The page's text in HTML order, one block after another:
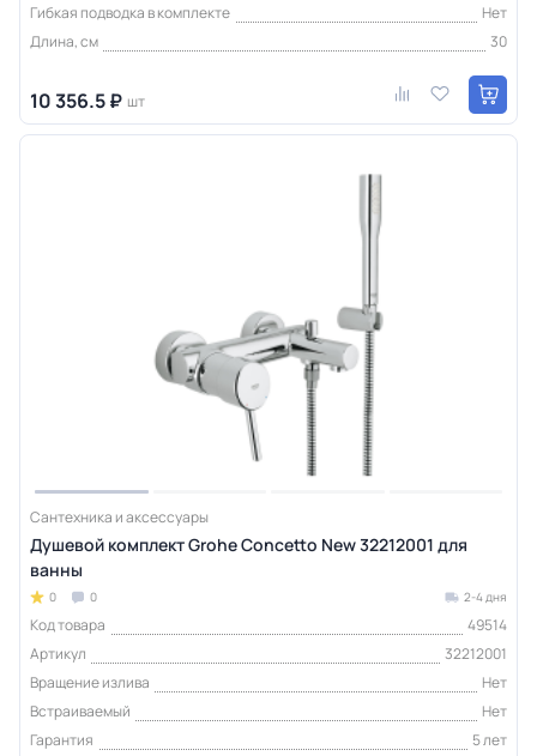
Гибкая подводка в комплекте
Нет
Длина, см
30
10 356.5 ₽ шт
Сантехника и аксессуары
Душевой комплект Grohe Concetto New 32212001 для
ванны
0 0 2-4 дня
Код товара
49514
Артикул
32212001
Вращение излива
Нет
Встраиваемый
Нет
Гарантия
5 лет